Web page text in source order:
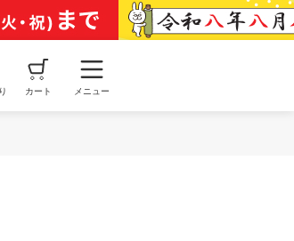
カート メニュー